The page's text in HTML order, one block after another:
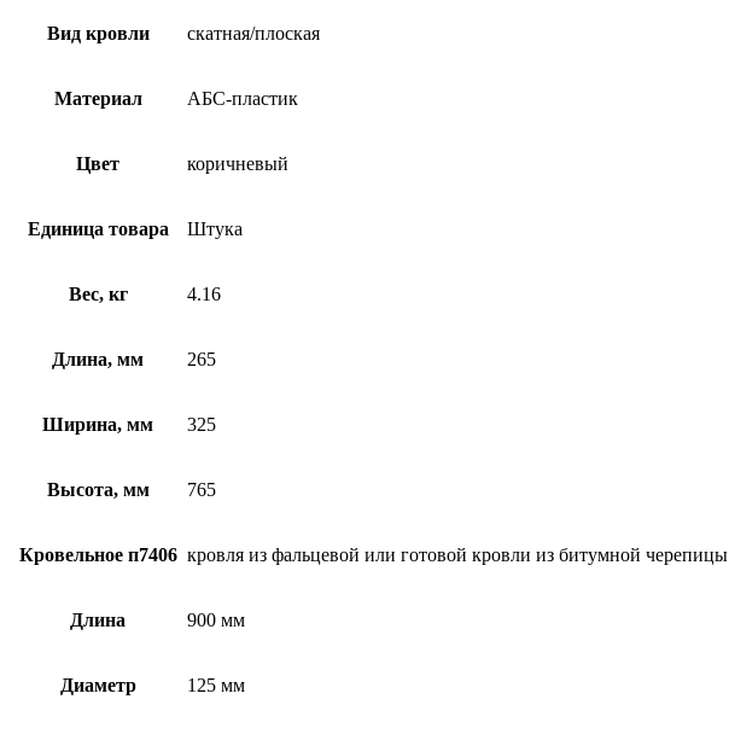
Вид кровли скатная/плоская
Материал АБС-пластик
Цвет коричневый
Единица товара Штука
Вес, кг 4.16
Длина, мм 265
Ширина, мм 325
Высота, мм 765
Кровельное п7406 кровля из фальцевой или готовой кровли из битумной черепицы
Длина 900 мм
Диаметр 125 мм